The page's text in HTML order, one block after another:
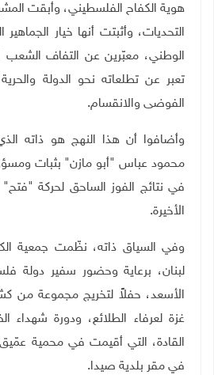
هوية الكفاح الفلسطيني، وأبقت
التحديات، وأثبتت أنها خيار
الوطني، معبّرين عن التفاف الشعب
تعبر عن تطلعاته نحو الدولة
الفوضى والانقسام.
وأضافوا أن هذا النهج هو ذاته
محمود عباس "أبو مازن" بثبات
في نتائج الفوز الساحق لحركة "فتح"
الأخيرة.
وفي السياق ذاته، نظّمت جمعية
لبنان، برعاية وحضور سفير دولة
الأسعد، حفلاً لتخريج مجموعة من
غزة لعرفاء الطلائع، ودورة شهداء
القادة، التي أقيمت في محمية
في مقر بلدية صيدا.